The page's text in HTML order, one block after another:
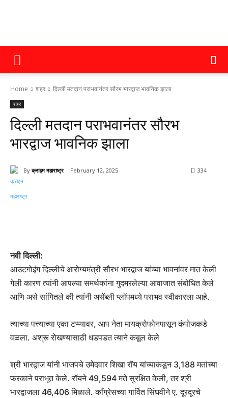
क्राइम
महाराष्ट्र
Home शहर दिल्ली मतदान पराभवानंतर सौरभ भारद्वाज भावनिक झाला
शहर
दिल्ली मतदान पराभवानंतर सौरभ
भारद्वाज भावनिक झाला
By क्राइम महाराष्ट्र February 12, 2025 334
नवी दिल्ली:
आउटगोइंग दिल्लीचे आरोग्यमंत्री सौरभ भारद्वाज यांच्या भावनांवर मात केली
गेली कारण त्यांनी आपल्या समर्थकांना गुदमरलेल्या आवाजात संबोधित केले
आणि असे सांगितले की त्यांनी असेंब्ली प्लॉपमध्ये पराभव स्वीकारला आहे.
त्याच्या पत्त्याच्या एका टप्प्यावर, आप नेता मायक्रोफोनपासून कंपोजकडे
वळला. अश्रू रोखण्यासाठी धडपडत त्याने कबूल केले
श्री भारद्वाज यांनी भाजपचे उमेदवार शिखा रॉय यांच्याकडून 3,188 मतांच्या
फरकाने पराभूत केले. रॉयने 49,594 मते सुरक्षित केली, तर श्री
भारद्वाजला 46,406 मिळाले. कॉंग्रेसच्या गार्वित सिंघवीने ए. दूरदूरचे